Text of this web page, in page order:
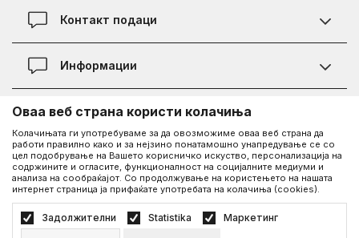
Контакт подаци
Контакт
Информации
Политика на приватност
Најчести прашања
Како да купите
Информации за Under Armour
За нас - приказната за Under Armour
Дознајте повеќе за UA
Вработување
Соработка
UA Social
Facebook
©2026www.underarmour.mk, ИзработкаNB SOFT. Сите права задржани.
Политика на приватност
Услови на користење
Оваа веб страна користи колачиња
Колачињата ги употребуваме за да овозможиме оваа веб страна да
работи правилно како и за нејзино понатамошно унапредување се со
цел подобрување на Вашето корисничко искуство, персонализација на
содржините и огласите, функционалност на социјалните медиуми и
анализа на сообраќајот. Со продолжување на користењето на нашата
интернет страница ја прифаќате употребата на колачиња (cookies).
Задолжителни Statistika Маркетинг